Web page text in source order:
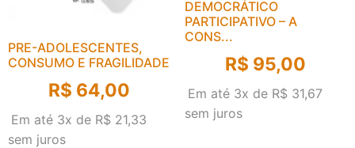
PRE-ADOLESCENTES,
CONSUMO E FRAGILIDADE
R$ 64,00
Em até 3x de R$ 21,33
sem juros
DEMOCRÁTICO
PARTICIPATIVO – A
CONS...
R$ 95,00
Em até 3x de R$ 31,67
sem juros